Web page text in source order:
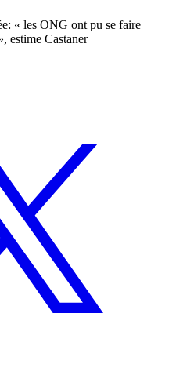
« les ONG ont pu se faire
estime Castaner